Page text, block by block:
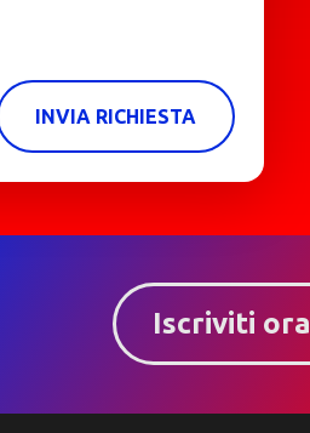
INVIA RICHIESTA
Iscriviti ora